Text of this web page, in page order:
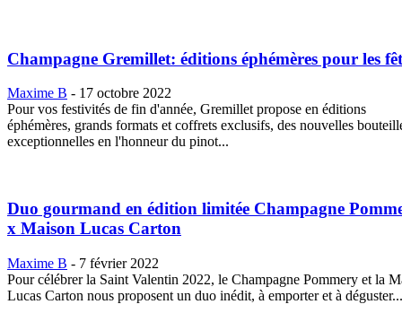
Champagne Gremillet: éditions éphémères pour les
Maxime B - 17 octobre 2022
Pour vos festivités de fin d'année, Gremillet propose en éditions
éphémères, grands formats et coffrets exclusifs, des nouvelles
exceptionnelles en l'honneur du pinot...
Duo gourmand en édition limitée Champagne
x Maison Lucas Carton
Maxime B - 7 février 2022
Pour célébrer la Saint Valentin 2022, le Champagne Pommery et la
Lucas Carton nous proposent un duo inédit, à emporter et à déguster...